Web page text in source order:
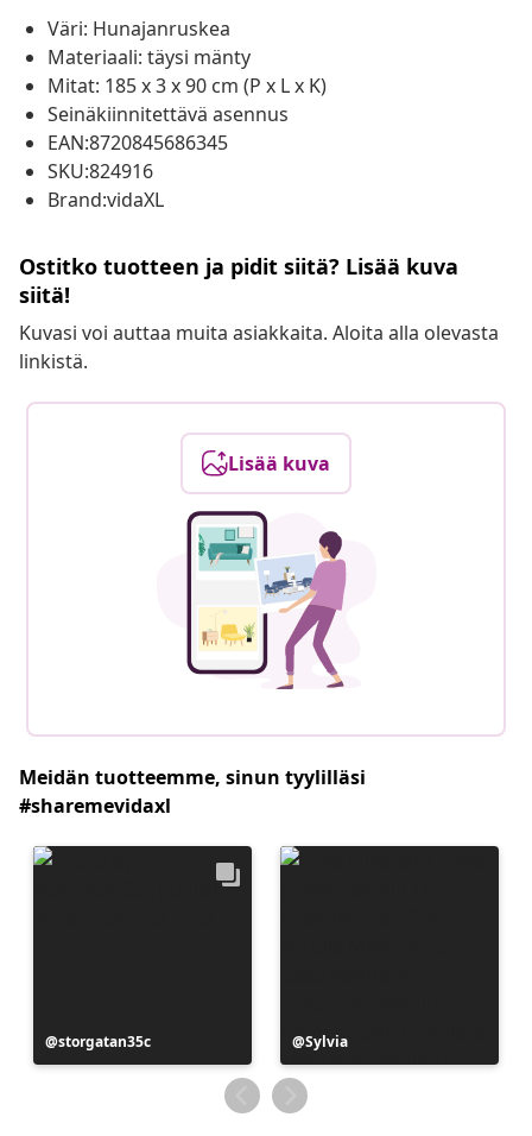
Väri: Hunajanruskea
Materiaali: täysi mänty
Mitat: 185 x 3 x 90 cm (P x L x K)
Seinäkiinnitettävä asennus
EAN:8720845686345
SKU:824916
Brand:vidaXL
Ostitko tuotteen ja pidit siitä? Lisää kuva
siitä!
Kuvasi voi auttaa muita asiakkaita. Aloita alla olevasta
linkistä.
Lisää kuva
Meidän tuotteemme, sinun tyylilläsi
#sharemevidaxl
Julkaissut
storgatan35c Julkaissut
Sylvia